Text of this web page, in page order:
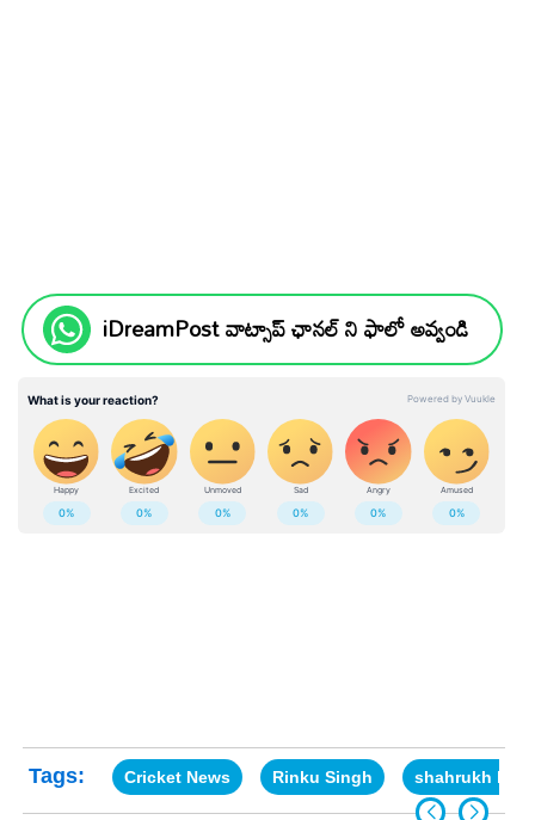
iDreamPost వాట్సాప్ ఛానల్ ని ఫాలో అవ్వండి
Tags: Cricket News Rinku Singh shahrukh